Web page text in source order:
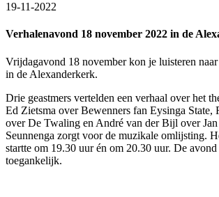
19-11-2022
Verhalenavond 18 november 2022 in de
Vrijdagavond 18 november kon je luisteren
in de Alexanderkerk.
Drie geastmers vertelden een verhaal over het
Ed Zietsma over Bewenners fan Eysinga State,
over De Twaling en André van der Bijl over Jan
Seunnenga zorgt voor de muzikale omlijsting.
startte om 19.30 uur én om 20.30 uur. De
toegankelijk.